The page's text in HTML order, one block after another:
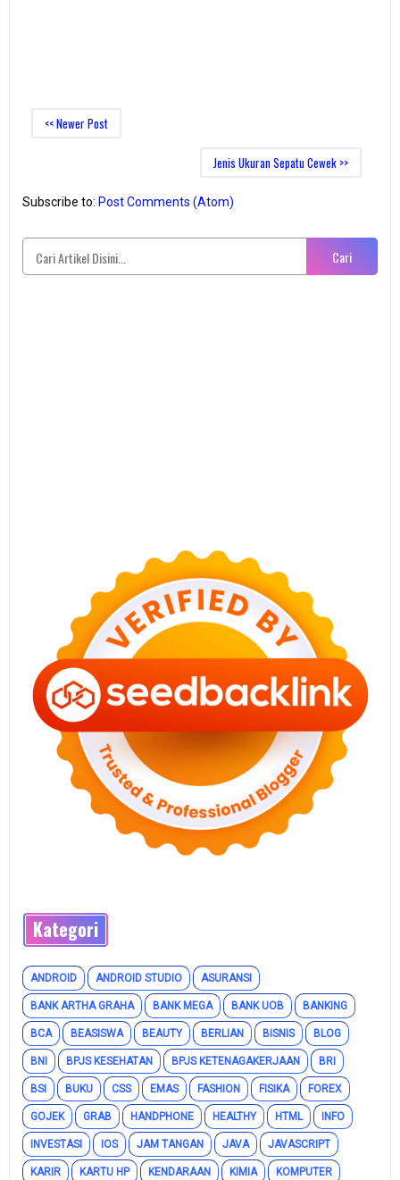
<< Newer Post
Jenis Ukuran Sepatu Cewek >>
Subscribe to: Post Comments (Atom)
Cari
Kategori
ANDROID ANDROID STUDIO ASURANSI
BANK ARTHA GRAHA BANK MEGA BANK UOB BANKING
BCA BEASISWA BEAUTY BERLIAN BISNIS BLOG
BNI BPJS KESEHATAN BPJS KETENAGAKERJAAN BRI
BSI BUKU CSS EMAS FASHION FISIKA FOREX
GOJEK GRAB HANDPHONE HEALTHY HTML INFO
INVESTASI IOS JAM TANGAN JAVA JAVASCRIPT
KARIR KARTU HP KENDARAAN KIMIA KOMPUTER